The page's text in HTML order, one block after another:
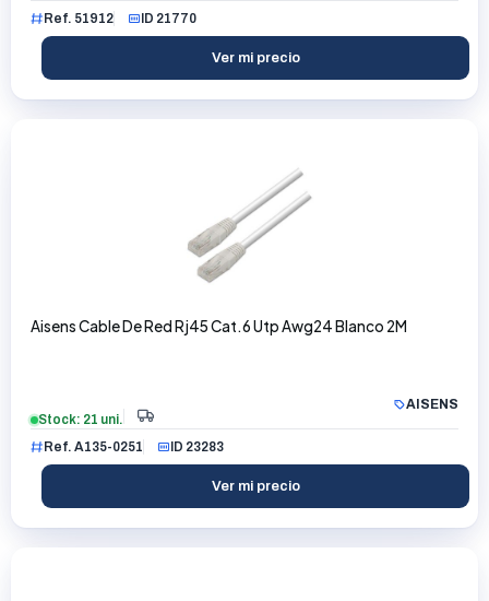
Ref. 51912
ID 21770
Ver mi precio
Aisens Cable De Red Rj45 Cat.6 Utp Awg24 Blanco 2M
AISENS
Stock: 21 uni.
Ref. A135-0251
ID 23283
Ver mi precio